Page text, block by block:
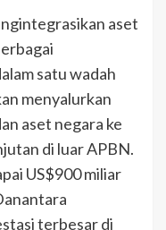
aset
satu wadah
menyalurkan
aset negara ke
di luar APBN.
US$900 miliar
terbesar di